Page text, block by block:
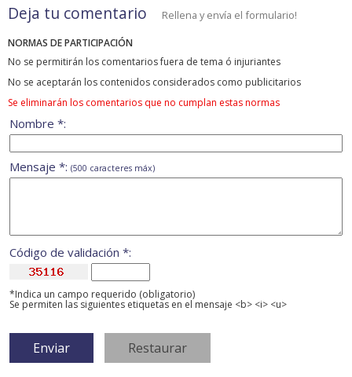
Deja tu comentario Rellena y envía el formulario!
NORMAS DE PARTICIPACIÓN
No se permitirán los comentarios fuera de tema ó injuriantes
No se aceptarán los contenidos considerados como publicitarios
Se eliminarán los comentarios que no cumplan estas normas
Nombre *:
Mensaje *: (500 caracteres máx)
Código de validación *:
*Indica un campo requerido (obligatorio)
Se permiten las siguientes etiquetas en el mensaje <b> <i> <u>